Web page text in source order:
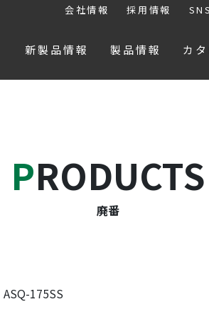
会社情報 採用情報
新製品情報 製品情報 カ
PRODUCTS
廃番
ASQ-175SS